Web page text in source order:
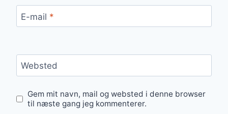
E-mail *
Websted
Gem mit navn, mail og websted i denne browser
til næste gang jeg kommenterer.